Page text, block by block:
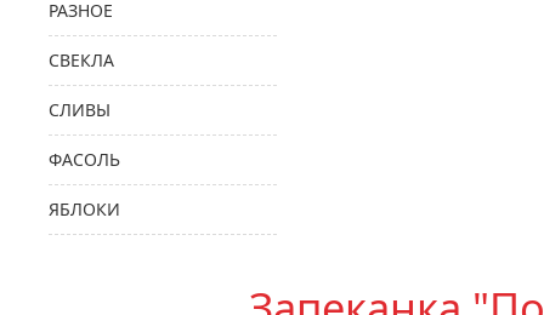
РАЗНОЕ
СВЕКЛА
СЛИВЫ
ФАСОЛЬ
ЯБЛОКИ